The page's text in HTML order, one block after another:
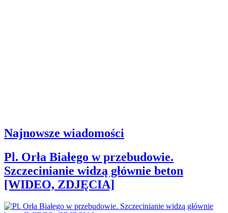
Najnowsze wiadomości
Pl. Orła Białego w przebudowie.
Szczecinianie widzą głównie beton
[WIDEO, ZDJĘCIA]